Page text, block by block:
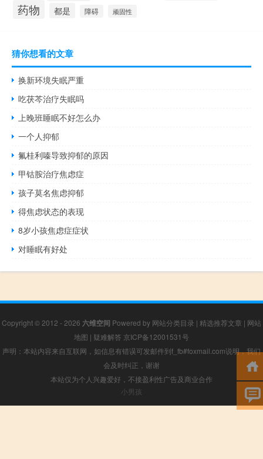
药物 都是 障碍 顽固性
猜你想看的文章
换新环境失眠严重
吃茯芩治疗失眠吗
上晚班睡眠不好怎么办
一个人抑郁
氟桂利嗪导致抑郁的原因
甲钴胺治疗焦虑症
孩子莫名焦虑抑郁
得焦虑状态的表现
8岁小孩焦虑症症状
对睡眠有好处
Copyright © 2012 - 2026 六维空间 Powered by 网站分类目录 | 精选推荐文章 | 网站
地图 | 疑难解答 京ICP备12001531号
声明：本站内容来自互联网，如信息有错误可发邮件到f_fb#foxmail.com说明，我们
会及时纠正，谢谢
本站仅为个人兴趣爱好，不接盈利性广告及商业合作
小男孩